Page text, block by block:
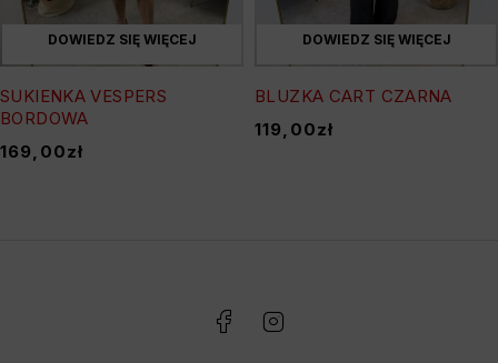
DOWIEDZ SIĘ WIĘCEJ
SUKIENKA VESPERS
BORDOWA
169,00zł
DOWIEDZ SIĘ WIĘCEJ
BLUZKA CART CZARNA
119,00zł